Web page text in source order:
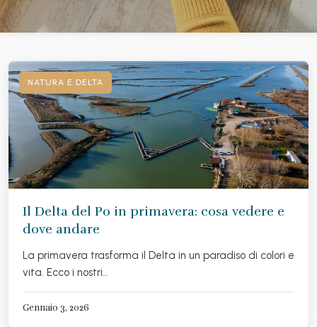
NATURA E DELTA
Il Delta del Po in primavera: cosa vedere e
dove andare
La primavera trasforma il Delta in un paradiso di colori e
vita. Ecco i nostri…
Gennaio 3, 2026